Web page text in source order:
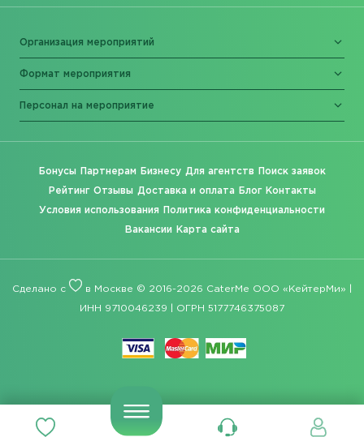
Организация мероприятий
Формат мероприятия
Персонал на мероприятие
Бонусы Партнерам Бизнесу Для агентств Поиск заявок
Рейтинг Отзывы Доставка и оплата Блог Контакты
Условия использования Политика конфиденциальности
Вакансии Карта сайта
Сделано с в Москве © 2016-2026 CaterMe ООО «КейтерМи» |
ИНН 9710046239 | ОГРН 5177746375087